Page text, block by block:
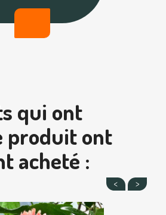
qui ont
produit ont
acheté :